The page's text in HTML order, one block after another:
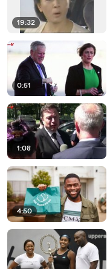
19:32
0:51
1:08
4:50